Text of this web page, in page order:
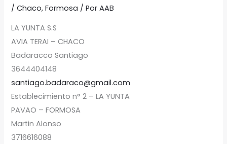
/Chaco,Formosa / PorAAB
LA YUNTA S.S
AVIA TERAI – CHACO
Badaracco Santiago
3644404148
santiago.badaraco@gmail.com
Establecimiento n° 2 – LA YUNTA
PAVAO – FORMOSA
Martin Alonso
3716616088